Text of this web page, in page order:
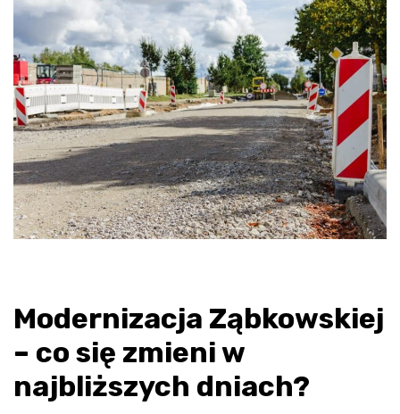
Modernizacja Ząbkowskiej
– co się zmieni w
najbliższych dniach?